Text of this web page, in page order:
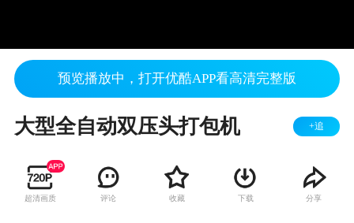
预览播放中，打开优酷APP看高清完整版
大型全自动双压头打包机 +追
超清画质 评论 收藏 下载 分享